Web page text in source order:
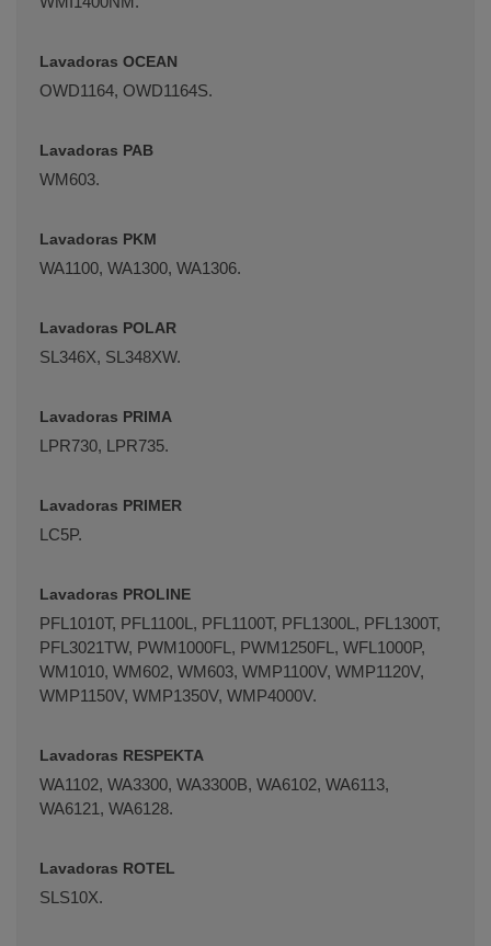
Lavadoras OCEAN
OWD1164, OWD1164S.
Lavadoras PAB
WM603.
Lavadoras PKM
WA1100, WA1300, WA1306.
Lavadoras POLAR
SL346X, SL348XW.
Lavadoras PRIMA
LPR730, LPR735.
Lavadoras PRIMER
LC5P.
Lavadoras PROLINE
PFL1010T, PFL1100L, PFL1100T, PFL1300L, PFL1300T,
PFL3021TW, PWM1000FL, PWM1250FL, WFL1000P,
WM1010, WM602, WM603, WMP1100V, WMP1120V,
WMP1150V, WMP1350V, WMP4000V.
Lavadoras RESPEKTA
WA1102, WA3300, WA3300B, WA6102, WA6113,
WA6121, WA6128.
Lavadoras ROTEL
SLS10X.